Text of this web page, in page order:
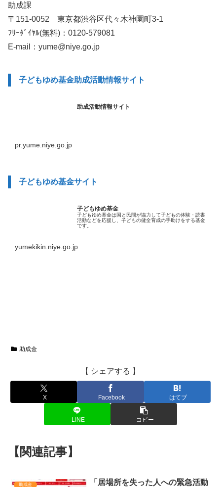
助成課
〒151-0052 東京都渋谷区代々木神園町3-1
ﾌﾘｰﾀﾞｲﾔﾙ(無料)：0120-579081
E-mail：yume@niye.go.jp
子どもゆめ基金助成活動情報サイト
助成活動情報サイト
pr.yume.niye.go.jp
子どもゆめ基金サイト
子どもゆめ基金
子どもゆめ基金は国と民間が協力して子どもの体験・読書
活動などを応援し、子どもの健全育成の手助けをする基金
です。
yumekikin.niye.go.jp
助成金
【 シェアする 】
X Facebook はてブ
LINE コピー
【関連記事】
助成金
「居場所を失った人への緊急活動